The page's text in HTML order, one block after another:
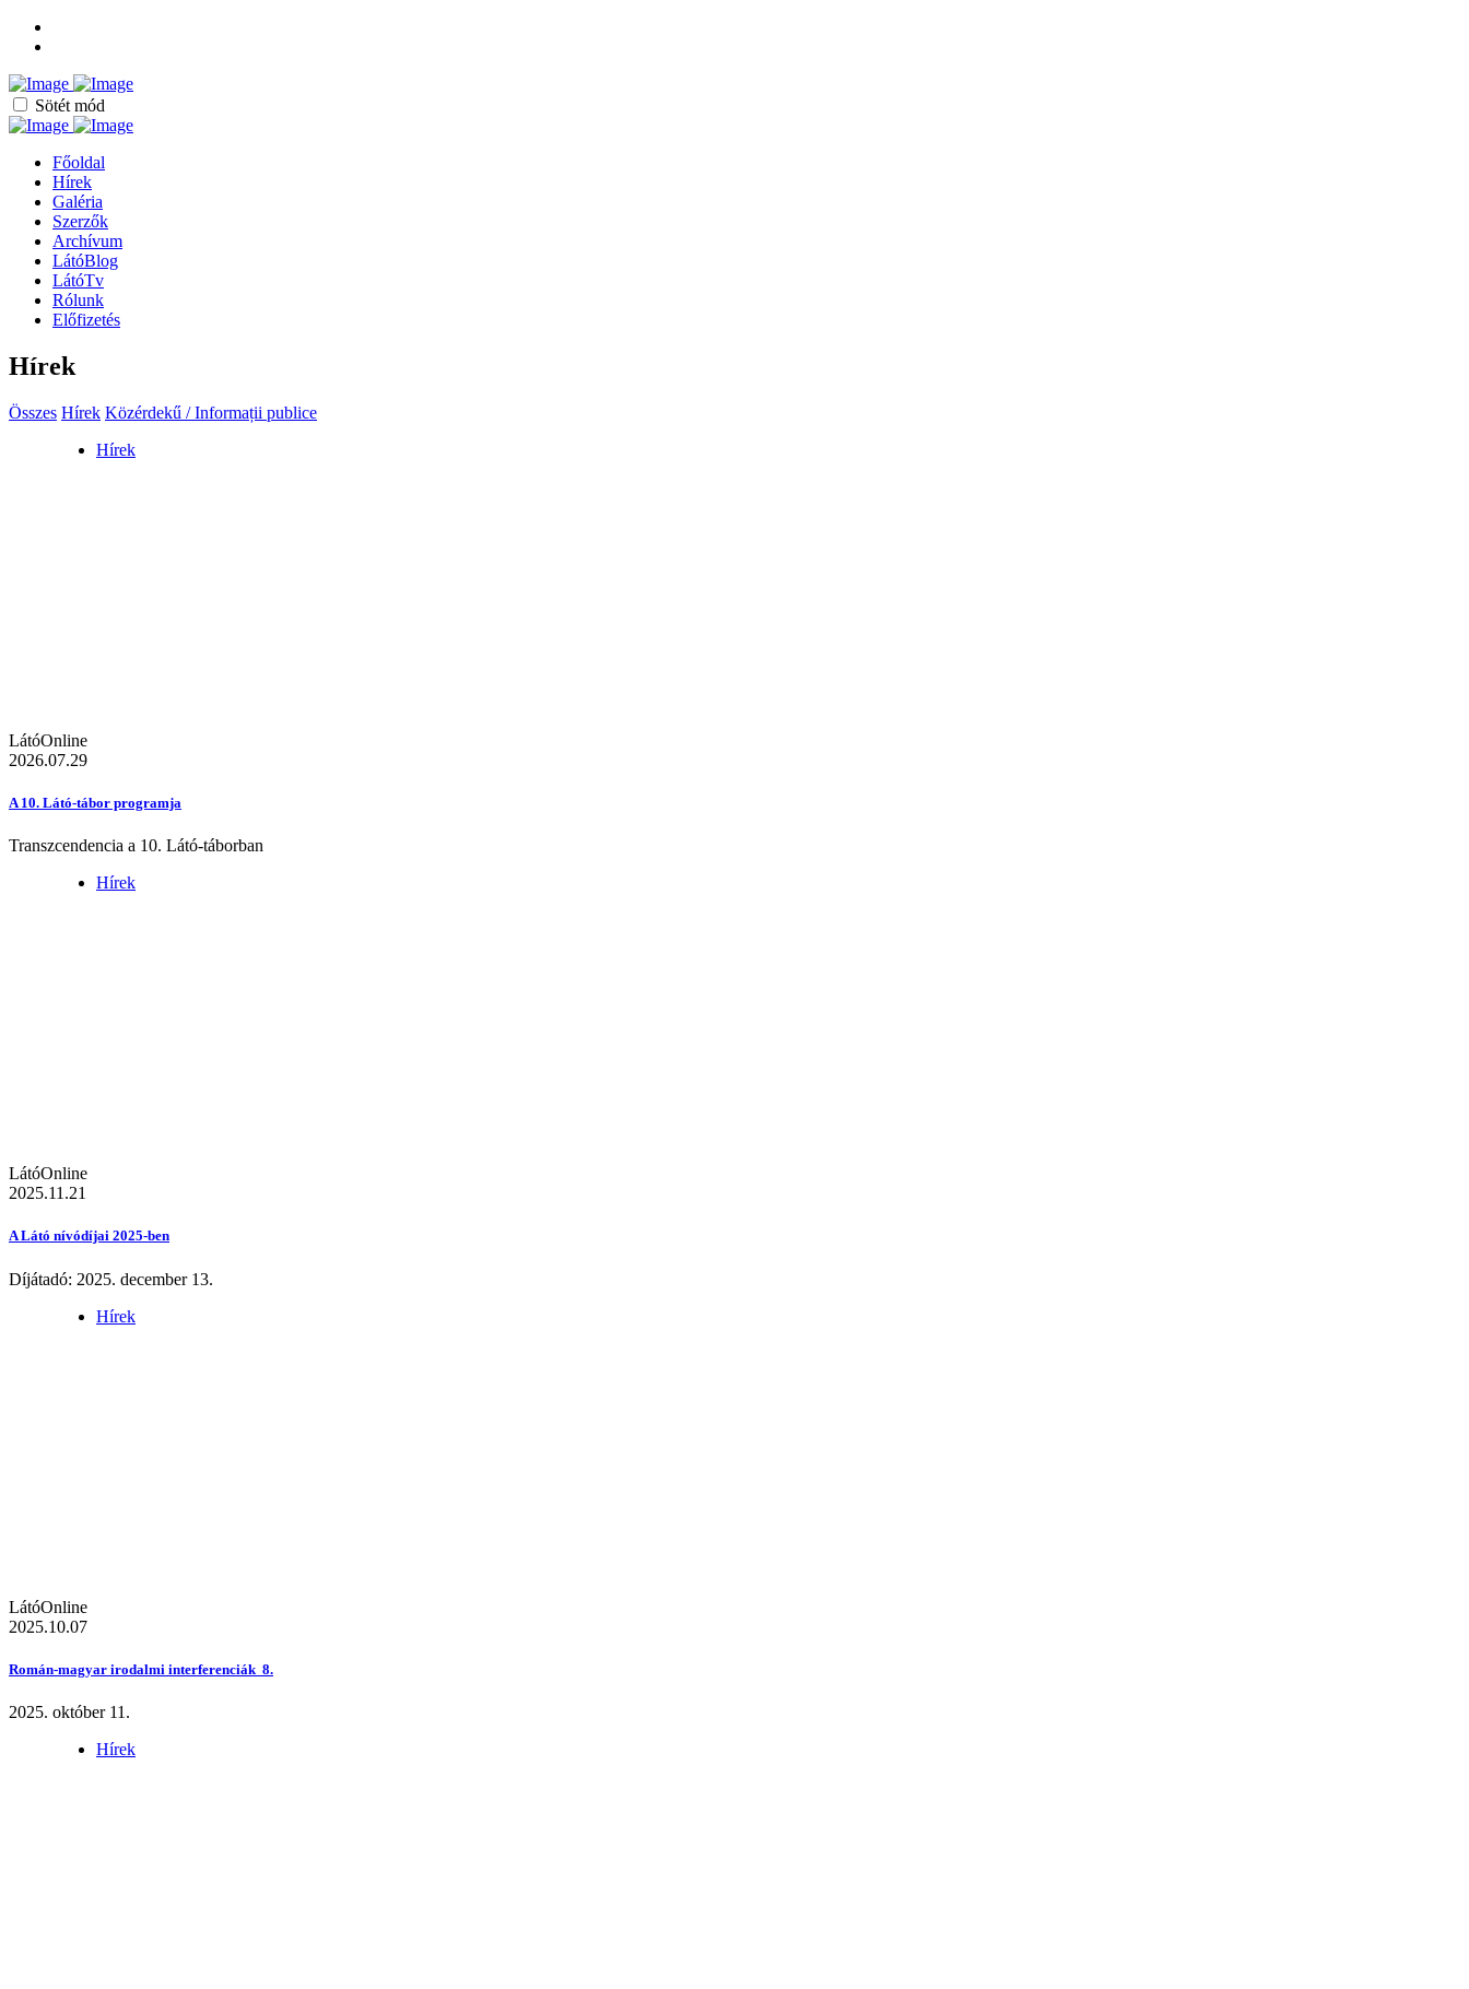
Sötét mód
Főoldal
Hírek
Galéria
Szerzők
Archívum
LátóBlog
LátóTv
Rólunk
Előfizetés
Hírek
Összes Hírek Közérdekű / Informații publice
Hírek
LátóOnline
2026.07.29
A 10. Látó-tábor programja
Transzcendencia a 10. Látó-táborban
Hírek
LátóOnline
2025.11.21
A Látó nívódíjai 2025-ben
Díjátadó: 2025. december 13.
Hírek
LátóOnline
2025.10.07
Román-magyar irodalmi interferenciák 8.
2025. október 11.
Hírek